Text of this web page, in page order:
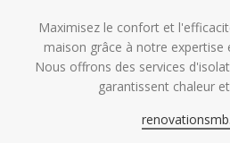
Maximisez le confort et
maison grâce à notre expertise
Nous offrons des services
garantissent chaleur